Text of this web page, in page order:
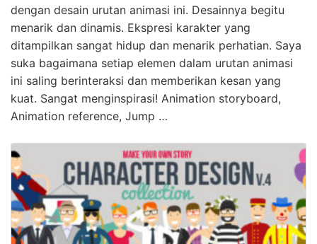
dengan desain urutan animasi ini. Desainnya begitu
menarik dan dinamis. Ekspresi karakter yang
ditampilkan sangat hidup dan menarik perhatian. Saya
suka bagaimana setiap elemen dalam urutan animasi
ini saling berinteraksi dan memberikan kesan yang
kuat. Sangat menginspirasi! Animation storyboard,
Animation reference, Jump …